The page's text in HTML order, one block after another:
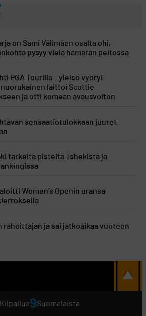
on Sami Välimäen osalta ohi,
pysyy vielä hämärän peitossa
PGA Tourilla – yleisö vyöryi
nuorukainen laittoi Scottie
ja otti komean avausvoiton
sensaatiotulokkaan juuret
tärkeitä pisteitä Tshekistä ja
Women’s Openin uransa
rahoittajan ja sai jatkoaikaa vuoteen
Kilpailua9Suomalaista